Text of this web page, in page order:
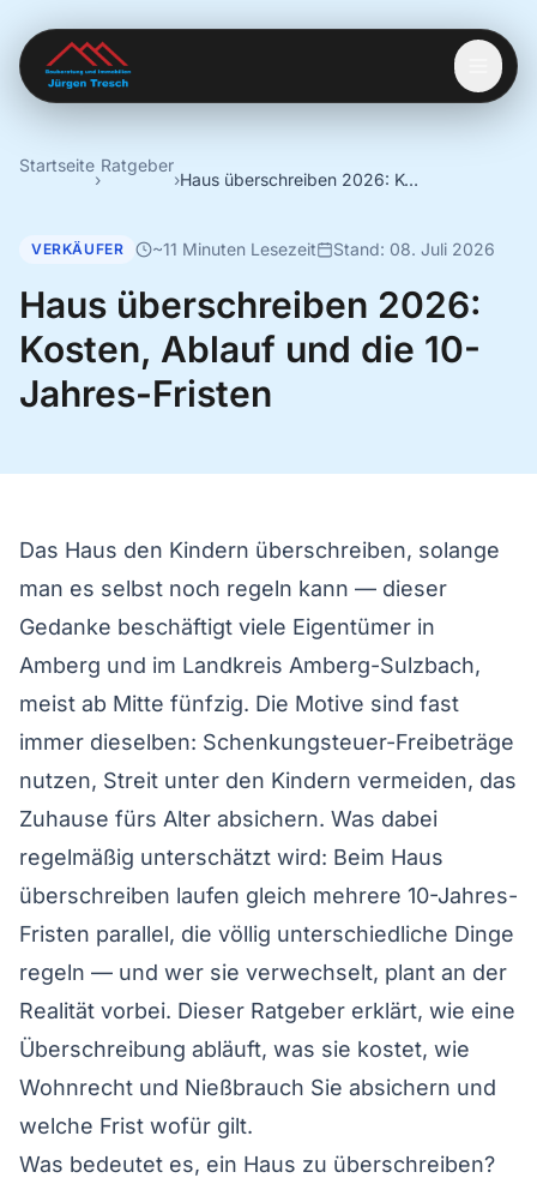
Startseite
›
Ratgeber
› Haus überschreiben 2026: Kosten, Ablauf und die 10-Jahres-Fristen
VERKÄUFER ~11 Minuten Lesezeit Stand: 08. Juli 2026
Haus überschreiben 2026:
Kosten, Ablauf und die 10-
Jahres-Fristen
Das Haus den Kindern überschreiben, solange
man es selbst noch regeln kann — dieser
Gedanke beschäftigt viele Eigentümer in
Amberg und im Landkreis Amberg-Sulzbach,
meist ab Mitte fünfzig. Die Motive sind fast
immer dieselben: Schenkungsteuer-Freibeträge
nutzen, Streit unter den Kindern vermeiden, das
Zuhause fürs Alter absichern. Was dabei
regelmäßig unterschätzt wird: Beim Haus
überschreiben laufen gleich mehrere 10-Jahres-
Fristen parallel, die völlig unterschiedliche Dinge
regeln — und wer sie verwechselt, plant an der
Realität vorbei. Dieser Ratgeber erklärt, wie eine
Überschreibung abläuft, was sie kostet, wie
Wohnrecht und Nießbrauch Sie absichern und
welche Frist wofür gilt.
Was bedeutet es, ein Haus zu überschreiben?